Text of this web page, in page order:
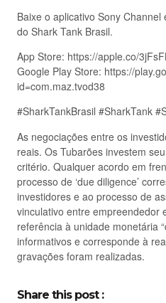
Baixe o aplicativo Sony
do Shark Tank Brasil.
App Store: https://apple.co/
Google Play Store: https://
id=com.maz.tvod38
#SharkTankBrasil #SharkTank
As negociações entre os
reais. Os Tubarões investem
critério. Qualquer acordo em
processo de ‘due diligence’
investidores e ao processo de
vinculativo entre empreendedor
referência à unidade monetária
informativos e corresponde à
gravações foram realizadas.
Share this post :